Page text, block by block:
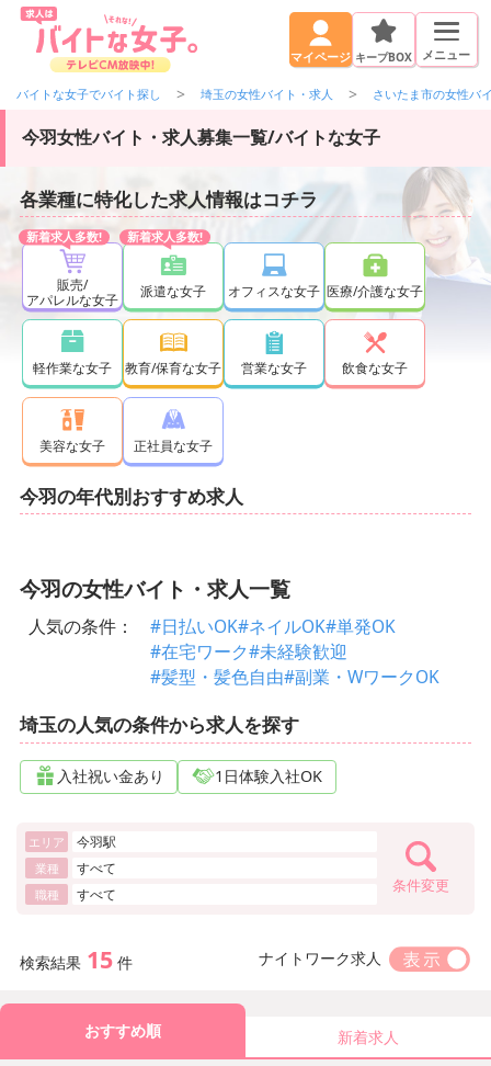
マイページ キープBOX メニュー
バイトな女子でバイト探し 埼玉の女性バイト・求人 さいたま市の女性バ
今羽女性バイト・求人募集一覧/バイトな女子
各業種に特化した求人情報はコチラ
販売/
アパレルな女子
派遣な女子 オフィスな女子 医療/介護な女子
軽作業な女子 教育/保育な女子 営業な女子 飲食な女子
美容な女子 正社員な女子
今羽の年代別おすすめ求人
今羽の女性バイト・求人一覧
人気の条件： #日払いOK#ネイルOK#単発OK
#在宅ワーク#未経験歓迎
#髪型・髪色自由#副業・WワークOK
埼玉の人気の条件から求人を探す
入社祝い金あり 1日体験入社OK
エリア 今羽駅
業種 すべて
職種 すべて 条件変更
検索結果 15 件 ナイトワーク求人
おすすめ順 新着求人